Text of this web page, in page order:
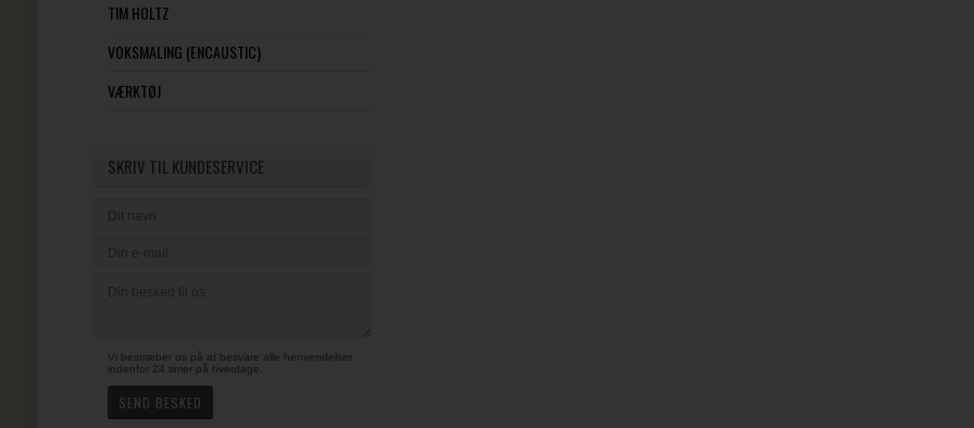
TIM HOLTZ
VOKSMALING (ENCAUSTIC)
VÆRKTØJ
SKRIV TIL KUNDESERVICE
Vi bestræber os på at besvare alle henvendelser
indenfor 24 timer på hverdage.